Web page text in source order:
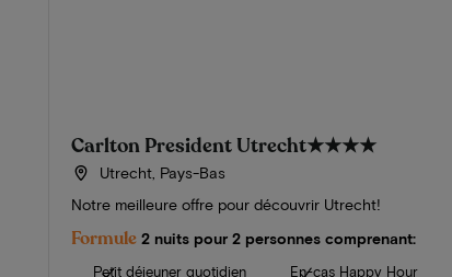
Carlton President Utrecht★★★★
Utrecht, Pays-Bas
Notre meilleure offre pour découvrir Utrecht!
Formule 2 nuits pour 2 personnes comprenant:
Petit déjeuner quotidien
En-cas Happy Hour